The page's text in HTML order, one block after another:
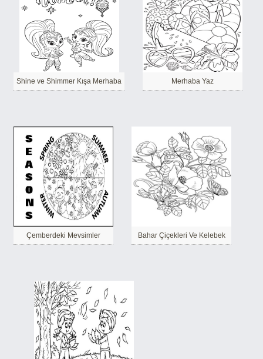
Shine ve Shimmer Kışa Merhaba Merhaba Yaz
Çemberdeki Mevsimler Bahar Çiçekleri Ve Kelebek